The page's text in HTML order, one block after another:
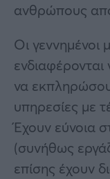
ανθρώπους
Οι
ενδιαφέρονται
να
υπηρεσίες με
Έχουν εύνοια
(συνήθως
επίσης έχουν